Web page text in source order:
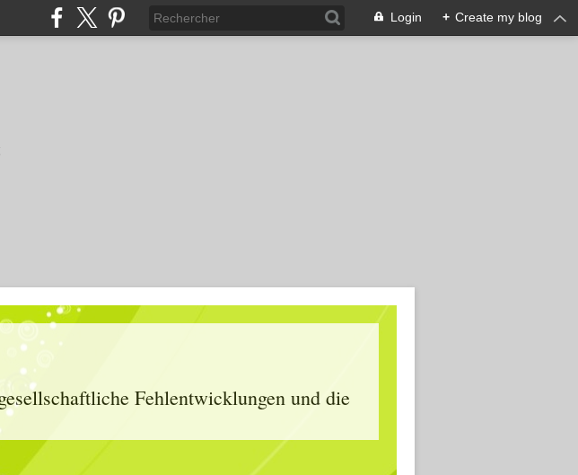
Login + Create my blog
Fehlentwicklungen und die